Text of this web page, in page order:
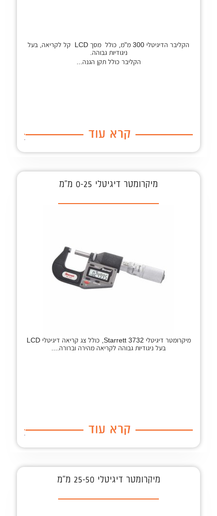
הקליבר הדיגיטלי 300 מ"מ, כולל מסך LCD קל לקריאה, בעל
ניגודיות גבוהה.
הקליבר כולל תקן הגנה...
מיקרומטר דיגיטלי 0-25 מ"מ
מיקרומטר דיגיטלי Starrett 3732, כולל צג קריאה דיגיטלי LCD
בעל ניגודיות גבוהה לקריאה מהירה וברורה....
מיקרומטר דיגיטלי 25-50 מ"מ